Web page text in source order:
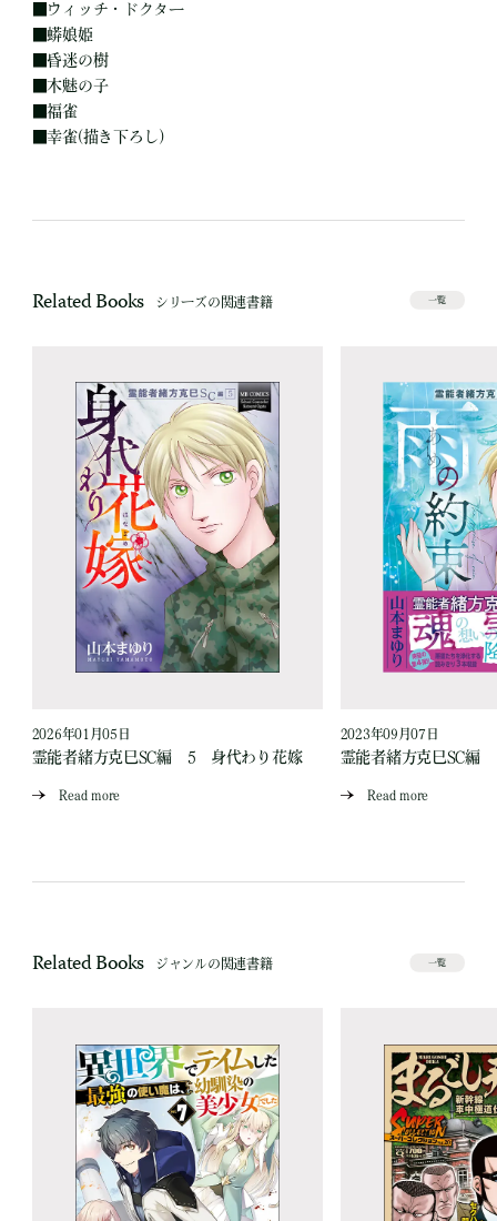
ウィッチ・ドクター
■蟒娘姫
■昏迷の樹
■木魅の子
■福雀
■幸雀(描き下ろし)
Related Books シリーズの関連書籍 一覧
2026年01月05日
霊能者緒方克巳SC編 5 身代わり花嫁
Read more
2023年09月07日
霊能者緒方克巳SC
Read more
Related Books ジャンルの関連書籍 一覧